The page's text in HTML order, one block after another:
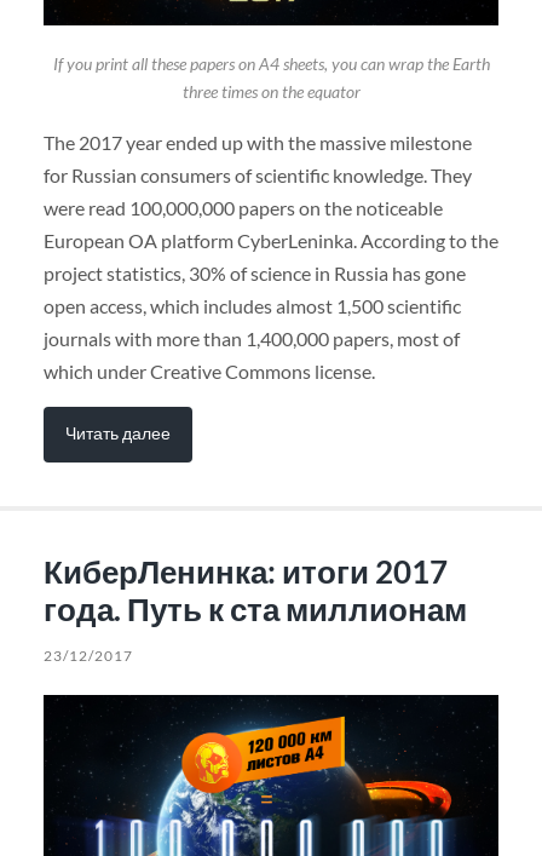
If you print all these papers on A4 sheets, you can wrap the Earth
three times on the equator
The 2017 year ended up with the massive milestone
for Russian consumers of scientific knowledge. They
were read 100,000,000 papers on the noticeable
European OA platform CyberLeninka. According to the
project statistics, 30% of science in Russia has gone
open access, which includes almost 1,500 scientific
journals with more than 1,400,000 papers, most of
which under Creative Commons license.
Читать далее
КиберЛенинка: итоги 2017
года. Путь к ста миллионам
23/12/2017